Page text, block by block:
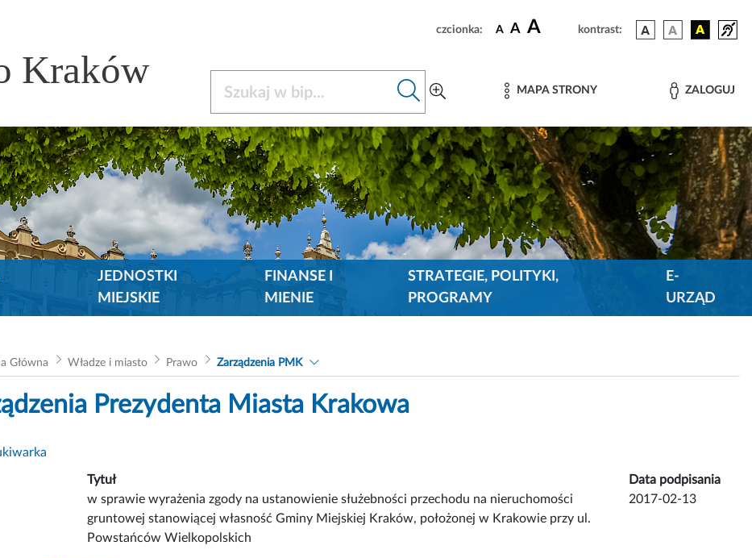
czcionka: A A A kontrast:
Kraków MAPA STRONY ZALOGUJ
JEDNOSTKI
MIEJSKIE
FINANSE I
MIENIE
STRATEGIE, POLITYKI,
PROGRAMY
E-
URZĄD
Główna Władze i miasto Prawo Zarządzenia PMK
Prezydenta Miasta Krakowa
Tytuł
Data podpisania
w sprawie wyrażenia zgody na ustanowienie służebności przechodu na nieruchomości
gruntowej stanowiącej własność Gminy Miejskiej Kraków, położonej w Krakowie przy ul.
Powstańców Wielkopolskich
2017-02-13